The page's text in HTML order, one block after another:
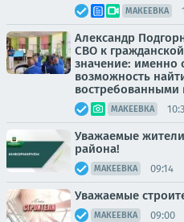
МАКЕЕВКА
Александр
СВО к
значение: именно
возможность
востребованными
МАКЕЕВКА
Уважаемые
района!
МАКЕЕВКА 09:14
Уважаемые
МАКЕЕВКА 09:00